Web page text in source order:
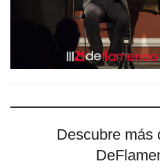
Descubre más